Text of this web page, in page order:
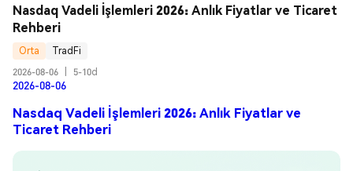
Nasdaq Vadeli İşlemleri 2026: Anlık Fiyatlar ve Ticaret
Rehberi
Orta
TradFi
2026-08-06
5-10d
2026-08-06
Nasdaq Vadeli İşlemleri 2026: Anlık Fiyatlar ve
Ticaret Rehberi